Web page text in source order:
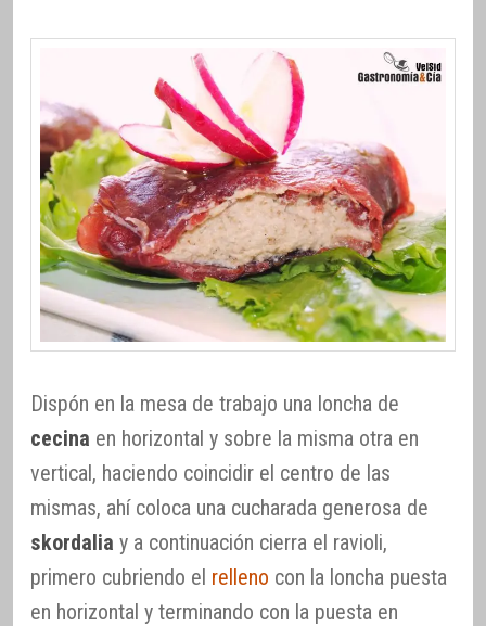
Dispón en la mesa de trabajo una loncha de
cecina en horizontal y sobre la misma otra en
vertical, haciendo coincidir el centro de las
mismas, ahí coloca una cucharada generosa de
skordalia y a continuación cierra el ravioli,
primero cubriendo el relleno con la loncha puesta
en horizontal y terminando con la puesta en